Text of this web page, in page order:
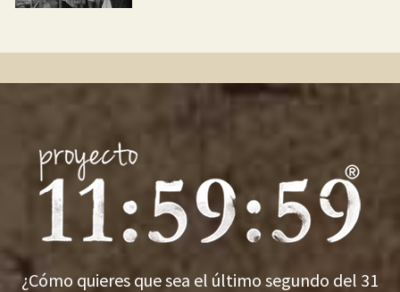
¿Cómo quieres que sea el último segundo del 31